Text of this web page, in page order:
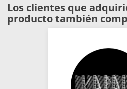
Los clientes que
producto también